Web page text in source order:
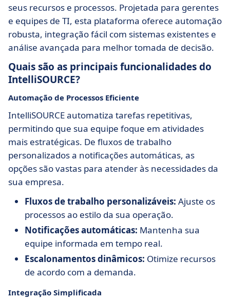
seus recursos e processos. Projetada para gerentes
e equipes de TI, esta plataforma oferece automação
robusta, integração fácil com sistemas existentes e
análise avançada para melhor tomada de decisão.
Quais são as principais funcionalidades do
IntelliSOURCE?
Automação de Processos Eficiente
IntelliSOURCE automatiza tarefas repetitivas,
permitindo que sua equipe foque em atividades
mais estratégicas. De fluxos de trabalho
personalizados a notificações automáticas, as
opções são vastas para atender às necessidades da
sua empresa.
Fluxos de trabalho personalizáveis: Ajuste os
processos ao estilo da sua operação.
Notificações automáticas: Mantenha sua
equipe informada em tempo real.
Escalonamentos dinâmicos: Otimize recursos
de acordo com a demanda.
Integração Simplificada